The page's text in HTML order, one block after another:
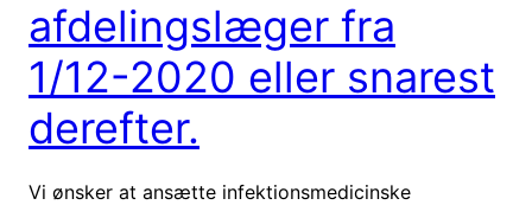
afdelingslæger fra
1/12-2020 eller snarest
derefter.
Vi ønsker at ansætte infektionsmedicinske